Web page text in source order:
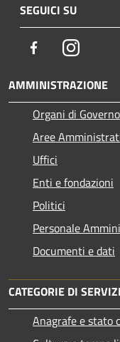
SEGUICI SU
FacebookInstagram
AMMINISTRAZIONE
Organi di Governo
Aree
Uffici
Enti e fondazioni
Politici
Personale
Documenti e dati
CATEGORIE DI
Anagrafe e stato